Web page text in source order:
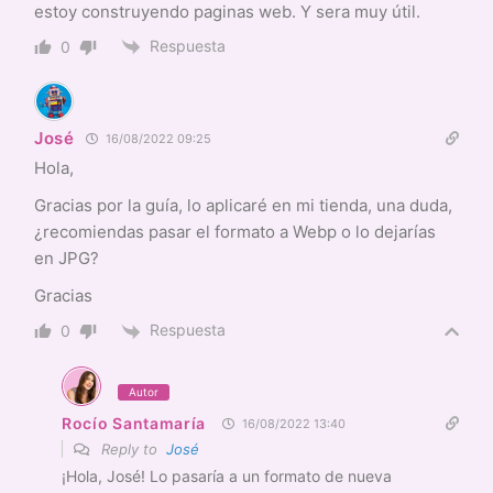
estoy construyendo paginas web. Y sera muy útil.
0 Respuesta
José 16/08/2022 09:25
Hola,
Gracias por la guía, lo aplicaré en mi tienda, una duda,
¿recomiendas pasar el formato a Webp o lo dejarías
en JPG?
Gracias
0 Respuesta
Autor
Rocío Santamaría 16/08/2022 13:40
Reply to José
¡Hola, José! Lo pasaría a un formato de nueva